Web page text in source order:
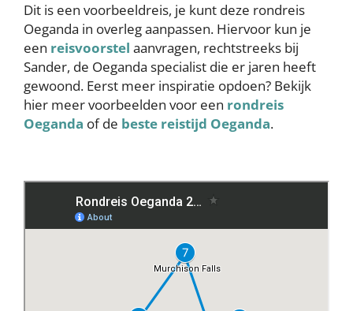
Dit is een voorbeeldreis, je kunt deze rondreis
Oeganda in overleg aanpassen. Hiervoor kun je
een reisvoorstel aanvragen, rechtstreeks bij
Sander, de Oeganda specialist die er jaren heeft
gewoond. Eerst meer inspiratie opdoen? Bekijk
hier meer voorbeelden voor een rondreis
Oeganda of de beste reistijd Oeganda.